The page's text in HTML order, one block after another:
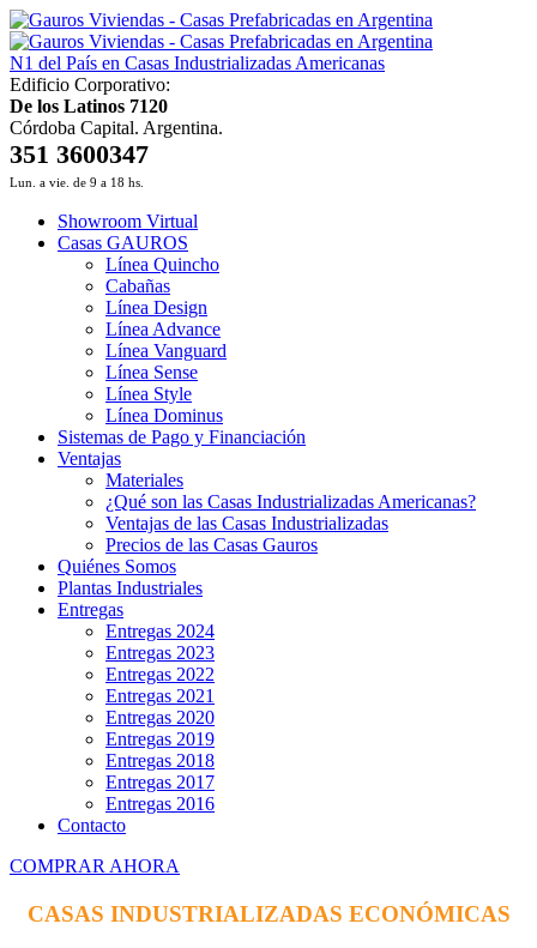
N1 del País en Casas Industrializadas Americanas
Edificio Corporativo:
De los Latinos 7120
Córdoba Capital. Argentina.
351 3600347
Lun. a vie. de 9 a 18 hs.
Showroom Virtual
Casas GAUROS
Línea Quincho
Cabañas
Línea Design
Línea Advance
Línea Vanguard
Línea Sense
Línea Style
Línea Dominus
Sistemas de Pago y Financiación
Ventajas
Materiales
¿Qué son las Casas Industrializadas Americanas?
Ventajas de las Casas Industrializadas
Precios de las Casas Gauros
Quiénes Somos
Plantas Industriales
Entregas
Entregas 2024
Entregas 2023
Entregas 2022
Entregas 2021
Entregas 2020
Entregas 2019
Entregas 2018
Entregas 2017
Entregas 2016
Contacto
COMPRAR AHORA
CASAS INDUSTRIALIZADAS ECONÓMICAS